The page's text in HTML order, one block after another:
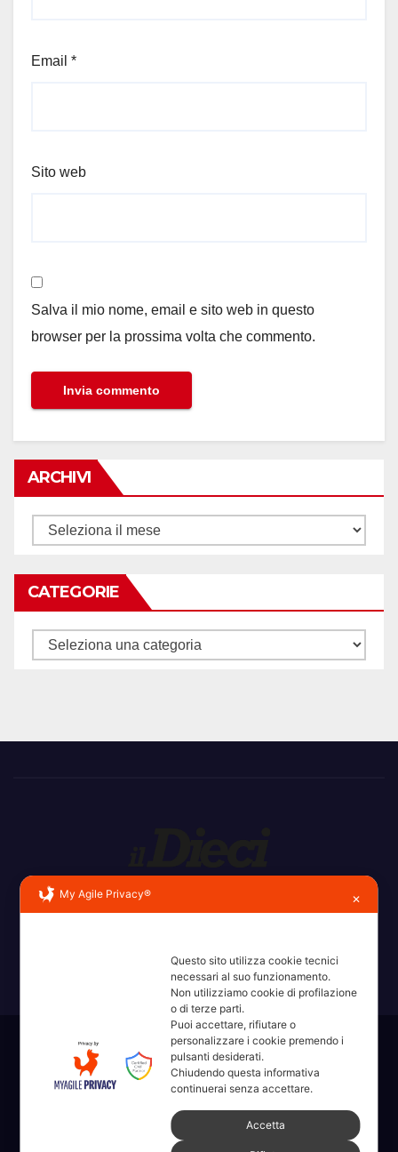
Email *
Sito web
Salva il mio nome, email e sito web in questo
browser per la prossima volta che commento.
ARCHIVI
Archivi
CATEGORIE
Categorie
Erba, Brianza, Lario: raccontate con la serietà di chi non
Sviluppato con orgoglio da WordPress | Tema: News Way di
Themeansar.
Amministrative 2022 sdc Chi Siamo
My Agile Privacy® ✕
Questo sito utilizza cookie tecnici
necessari al suo funzionamento.
Non utilizziamo cookie di profilazione
o di terze parti.
Puoi accettare, rifiutare o
personalizzare i cookie premendo i
pulsanti desiderati.
Chiudendo questa informativa
continuerai senza accettare.
Accetta